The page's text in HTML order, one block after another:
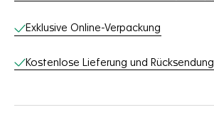
Exklusive Online-Verpackung
Kostenlose Lieferung und Rücksendung